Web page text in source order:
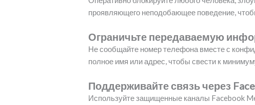
проявляющего неподобающее поведение,
Ограничьте передаваемую
Не сообщайте номер телефона вместе с
полное имя или адрес, чтобы свести к
Поддерживайте связь через
Используйте защищенные каналы Facebook